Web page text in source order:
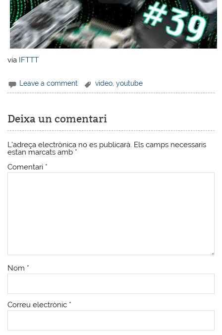
via IFTTT
Leave a comment video,youtube
Deixa un comentari
L'adreça electrònica no es publicarà. Els camps necessaris
estan marcats amb *
Comentari *
Nom *
Correu electrònic *